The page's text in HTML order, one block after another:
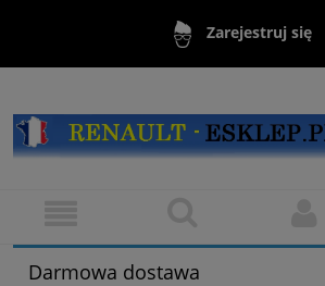
Zarejestruj się
Darmowa dostawa